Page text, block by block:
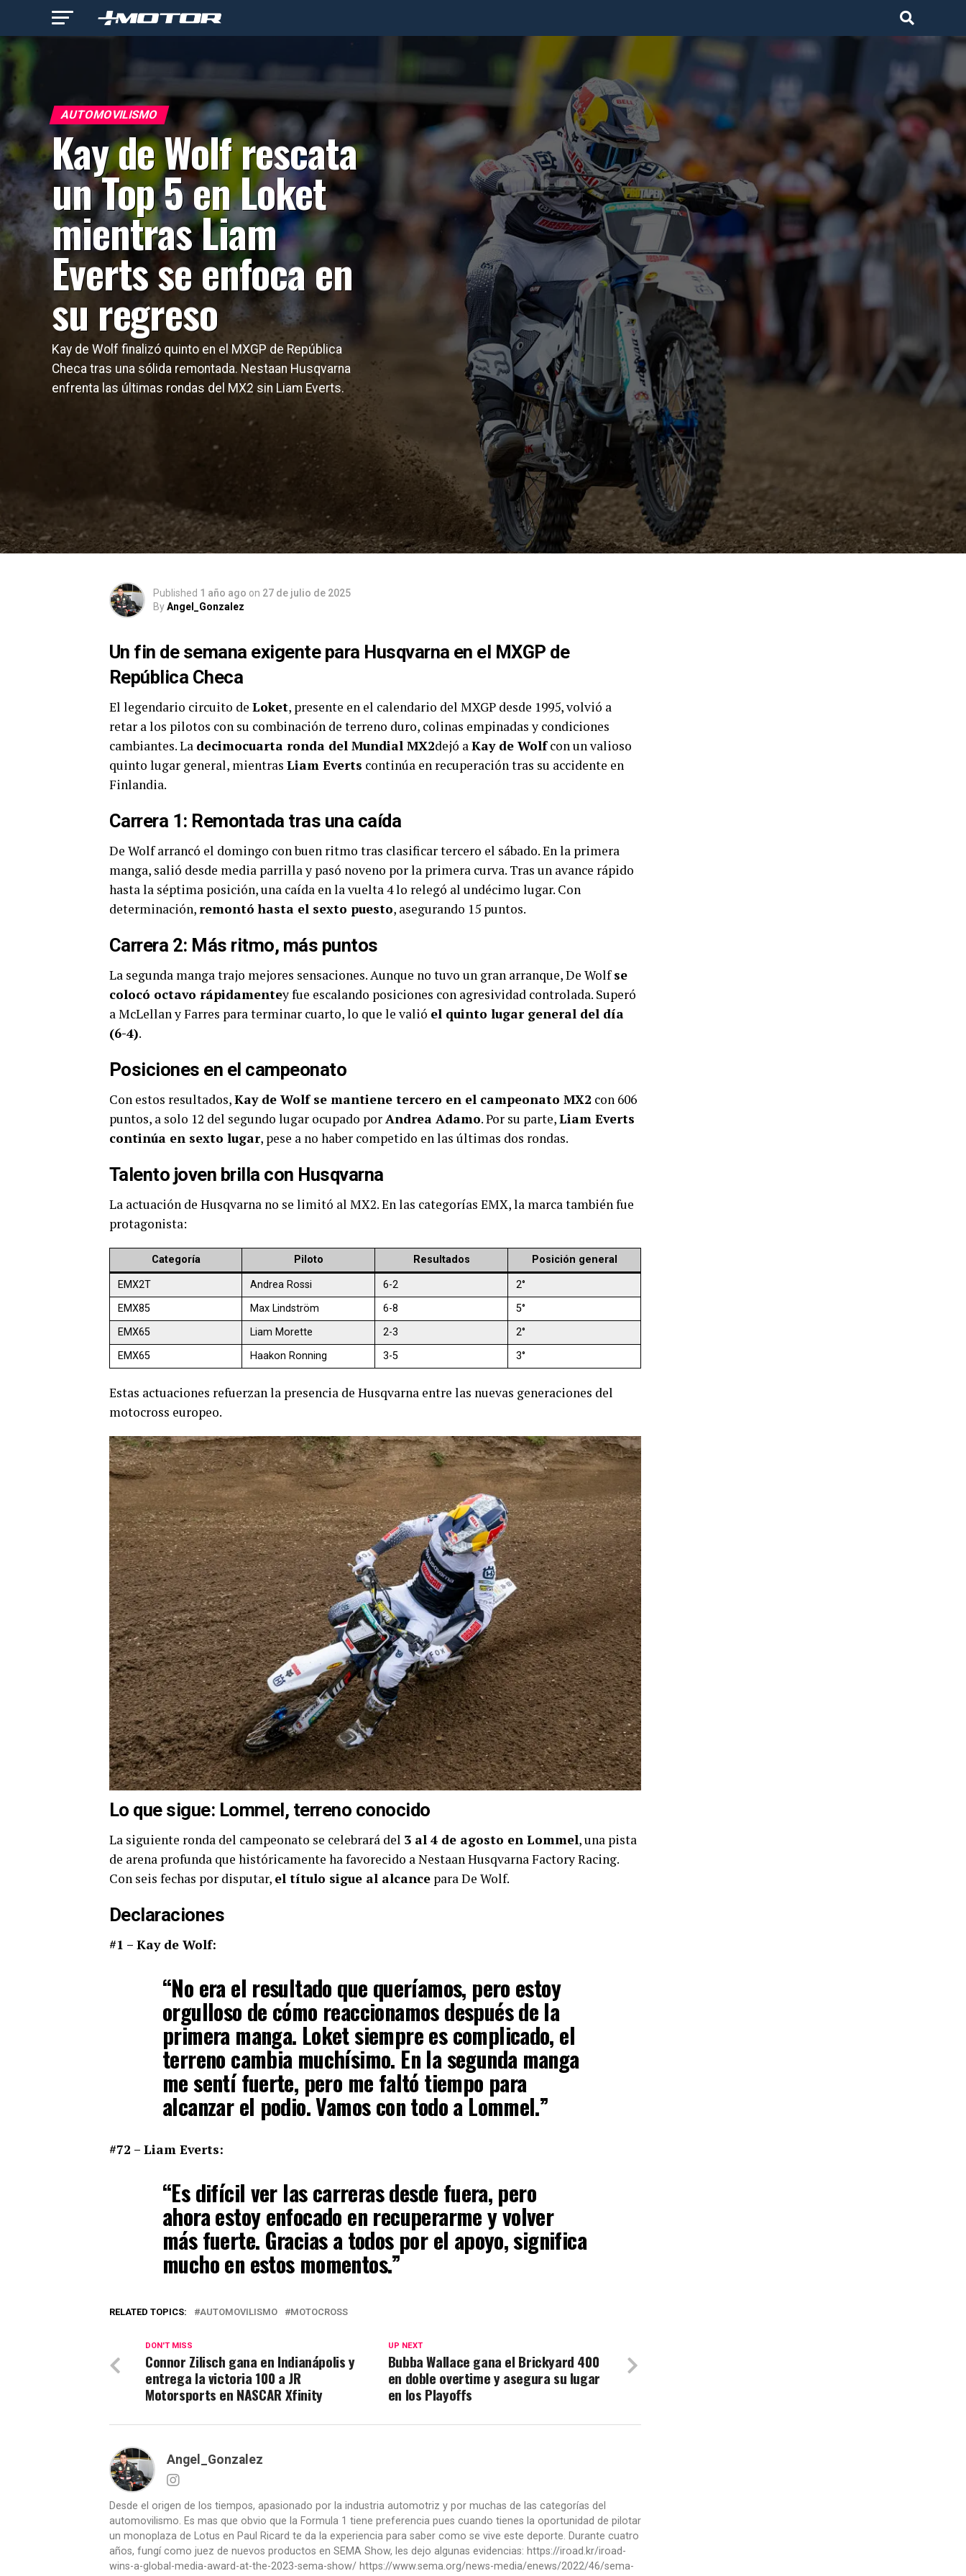
AUTOMOVILISMO
Kay de Wolf rescata
un Top 5 en Loket
mientras Liam
Everts se enfoca en
su regreso
Kay de Wolf finalizó quinto en el MXGP de República
Checa tras una sólida remontada. Nestaan Husqvarna
enfrenta las últimas rondas del MX2 sin Liam Everts.
Published 1 año ago on 27 de julio de 2025
ByAngel_Gonzalez
Un fin de semana exigente para Husqvarna en el MXGP de
República Checa
El legendario circuito de Loket, presente en el calendario del MXGP desde 1995, volvió a
retar a los pilotos con su combinación de terreno duro, colinas empinadas y condiciones
cambiantes. La decimocuarta ronda del Mundial MX2dejó aKay de Wolfcon un valioso
quinto lugar general, mientras Liam Everts continúa en recuperación tras su accidente en
Finlandia.
Carrera 1: Remontada tras una caída
De Wolf arrancó el domingo con buen ritmo tras clasificar tercero el sábado. En la primera
manga, salió desde media parrilla y pasó noveno por la primera curva. Tras un avance rápido
hasta la séptima posición, una caída en la vuelta 4 lo relegó al undécimo lugar. Con
determinación,remontó hasta el sexto puesto, asegurando 15 puntos.
Carrera 2: Más ritmo, más puntos
La segunda manga trajo mejores sensaciones. Aunque no tuvo un gran arranque, De Wolfse
colocó octavo rápidamentey fue escalando posiciones con agresividad controlada. Superó
a McLellan y Farres para terminar cuarto, lo que le valió el quinto lugar general del día
(6-4).
Posiciones en el campeonato
Con estos resultados,Kay de Wolf se mantiene tercero en el campeonato MX2 con 606
puntos, a solo 12 del segundo lugar ocupado porAndrea Adamo. Por su parte,Liam Everts
continúa en sexto lugar, pese a no haber competido en las últimas dos rondas.
Talento joven brilla con Husqvarna
La actuación de Husqvarna no se limitó al MX2. En las categorías EMX, la marca también fue
protagonista:
Categoría Piloto Resultados Posición general
EMX2T Andrea Rossi 6-2
2°
EMX85
Max Lindström 6-8
5°
EMX65
Liam Morette 2-3
2°
EMX65
Haakon Ronning 3-5 3°
Estas actuaciones refuerzan la presencia de Husqvarna entre las nuevas generaciones del
motocross europeo.
Lo que sigue: Lommel, terreno conocido
La siguiente ronda del campeonato se celebrará del 3 al 4 de agosto en Lommel, una pista
de arena profunda que históricamente ha favorecido a Nestaan Husqvarna Factory Racing.
Con seis fechas por disputar, el título sigue al alcance para De Wolf.
Declaraciones
#1 – Kay de Wolf:
“No era el resultado que queríamos, pero estoy
orgulloso de cómo reaccionamos después de la
primera manga. Loket siempre es complicado, el
terreno cambia muchísimo. En la segunda manga
me sentí fuerte, pero me faltó tiempo para
alcanzar el podio. Vamos con todo a Lommel.”
#72 – Liam Everts:
“Es difícil ver las carreras desde fuera, pero
ahora estoy enfocado en recuperarme y volver
más fuerte. Gracias a todos por el apoyo, significa
mucho en estos momentos.”
RELATED TOPICS: AUTOMOVILISMO MOTOCROSS
UP NEXT
Bubba Wallace gana el Brickyard 400
en doble overtime y asegura su lugar
en los Playoffs
DON'T MISS
Connor Zilisch gana en Indianápolis y
entrega la victoria 100 a JR
Motorsports en NASCAR Xfinity
Angel_Gonzalez
Desde el origen de los tiempos, apasionado por la industria automotriz y por muchas de las categorías del
automovilismo. Es mas que obvio que la Formula 1 tiene preferencia pues cuando tienes la oportunidad de pilotar
un monoplaza de Lotus en Paul Ricard te da la experiencia para saber como se vive este deporte. Durante cuatro
años, fungí como juez de nuevos productos en SEMA Show, les dejo algunas evidencias: https://iroad.kr/iroad-
wins-a-global-media-award-at-the-2023-sema-show/ https://www.sema.org/news-media/enews/2022/46/sema-